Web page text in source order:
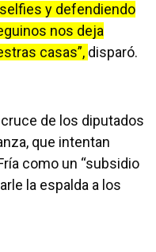
y defendiendo
nos deja
casas”, disparó.
de los diputados
que intentan
como un “subsidio
la espalda a los